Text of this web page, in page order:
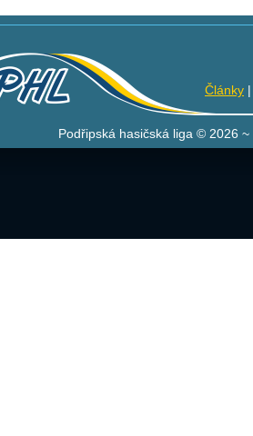
Články
Podřipská hasičská liga © 2026